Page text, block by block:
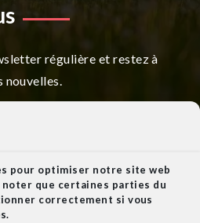
pour optimiser notre site web
que certaines parties du
correctement si vous
régulière et restez à
nouvelles.
NEWSLETTER